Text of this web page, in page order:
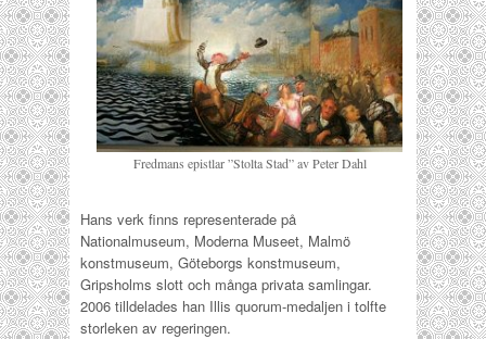
Fredmans epistlar ”Stolta Stad” av Peter Dahl
Hans verk finns representerade på
Nationalmuseum, Moderna Museet, Malmö
konstmuseum, Göteborgs konstmuseum,
Gripsholms slott och många privata samlingar.
2006 tilldelades han Illis quorum-medaljen i tolfte
storleken av regeringen.